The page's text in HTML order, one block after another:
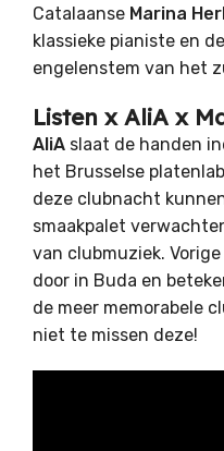
Catalaanse Marina
klassieke pianiste en
engelenstem van het
Listen x AliA x
AliA slaat de handen
het Brusselse
deze clubnacht
smaakpalet
van clubmuziek.
door in Buda en
de meer memorabele
niet te missen deze!